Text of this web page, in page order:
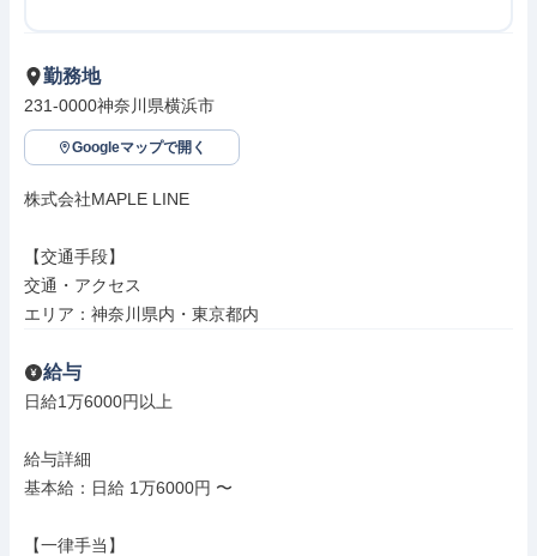
勤務地
231-0000神奈川県横浜市
Googleマップで開く
株式会社MAPLE LINE
【交通手段】
交通・アクセス
エリア：神奈川県内・東京都内
給与
日給1万6000円以上
給与詳細
基本給：日給 1万6000円 〜
【一律手当】